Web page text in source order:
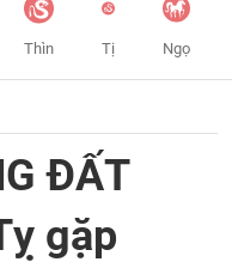
Thìn Tị Ngọ
ĐẤT
gặp